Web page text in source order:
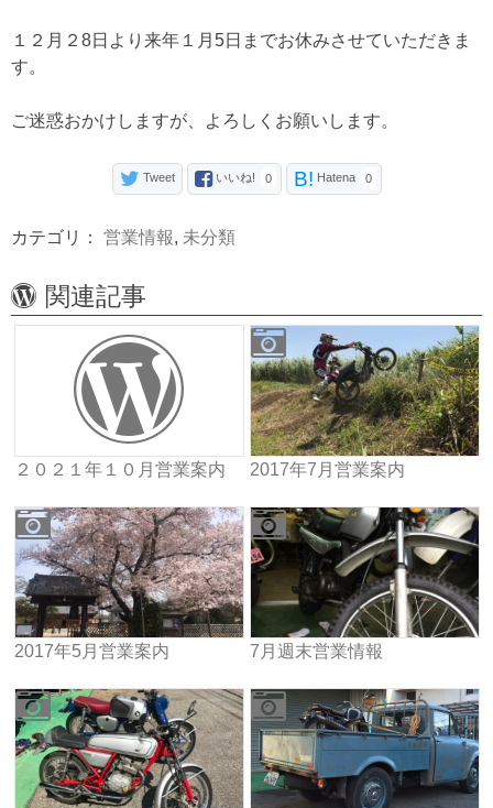
１２月２8日より来年１月5日までお休みさせていただきま
す。
ご迷惑おかけしますが、よろしくお願いします。
Tweet いいね! 0 B! Hatena 0
カテゴリ： 営業情報, 未分類
関連記事
２０２１年１０月営業案内 2017年7月営業案内
2017年5月営業案内 7月週末営業情報